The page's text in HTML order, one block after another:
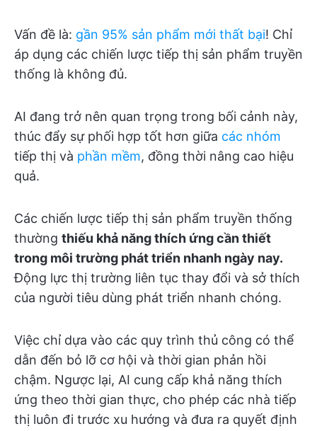
Vấn đề là: gần 95% sản phẩm mới thất bại! Chỉ
áp dụng các chiến lược tiếp thị sản phẩm truyền
thống là không đủ.
AI đang trở nên quan trọng trong bối cảnh này,
thúc đẩy sự phối hợp tốt hơn giữa các nhóm
tiếp thị và phần mềm, đồng thời nâng cao hiệu
quả.
Các chiến lược tiếp thị sản phẩm truyền thống
thường thiếu khả năng thích ứng cần thiết
trong môi trường phát triển nhanh ngày nay.
Động lực thị trường liên tục thay đổi và sở thích
của người tiêu dùng phát triển nhanh chóng.
Việc chỉ dựa vào các quy trình thủ công có thể
dẫn đến bỏ lỡ cơ hội và thời gian phản hồi
chậm. Ngược lại, AI cung cấp khả năng thích
ứng theo thời gian thực, cho phép các nhà tiếp
thị luôn đi trước xu hướng và đưa ra quyết định